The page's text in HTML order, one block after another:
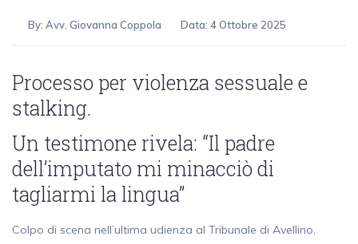
By: Avv. Giovanna Coppola Data: 4 Ottobre 2025
Processo per violenza sessuale e
stalking.
Un testimone rivela: “Il padre
dell’imputato mi minacciò di
tagliarmi la lingua”
Colpo di scena nell’ultima udienza al Tribunale di Avellino,